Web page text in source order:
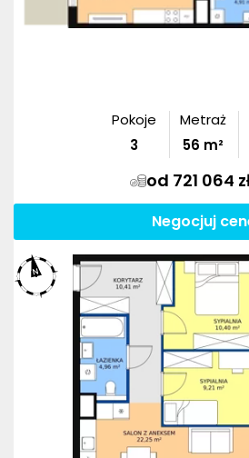
Pokoje
3
Metraż
56 m²
od 721 064
Negocjuj